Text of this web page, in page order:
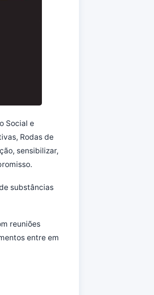
Social e
Rodas de
sensibilizar,
substâncias
reuniões
entre em